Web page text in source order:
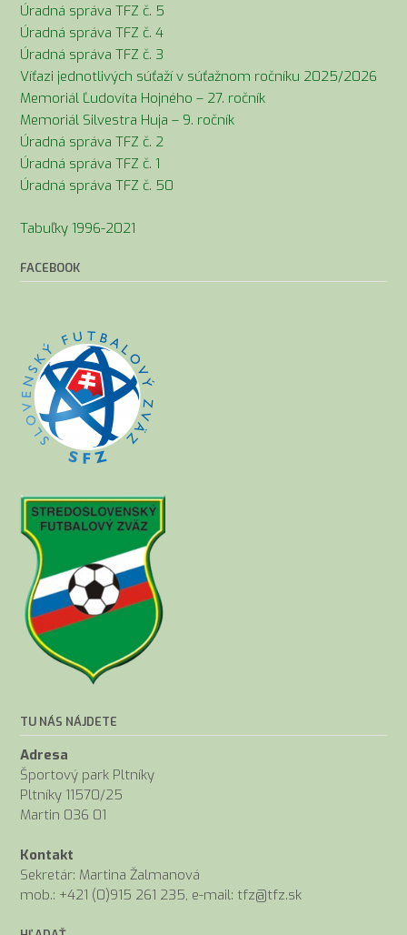
Úradná správa TFZ č. 5
Úradná správa TFZ č. 4
Úradná správa TFZ č. 3
Víťazi jednotlivých súťaží v súťažnom ročníku 2025/2026
Memoriál Ľudovíta Hojného – 27. ročník
Memoriál Silvestra Huja – 9. ročník
Úradná správa TFZ č. 2
Úradná správa TFZ č. 1
Úradná správa TFZ č. 50
Tabuľky 1996-2021
FACEBOOK
TU NÁS NÁJDETE
Adresa
Športový park Pltníky
Pltníky 11570/25
Martin 036 01
Kontakt
Sekretár: Martina Žalmanová
mob.: +421 (0)915 261 235, e-mail: tfz@tfz.sk